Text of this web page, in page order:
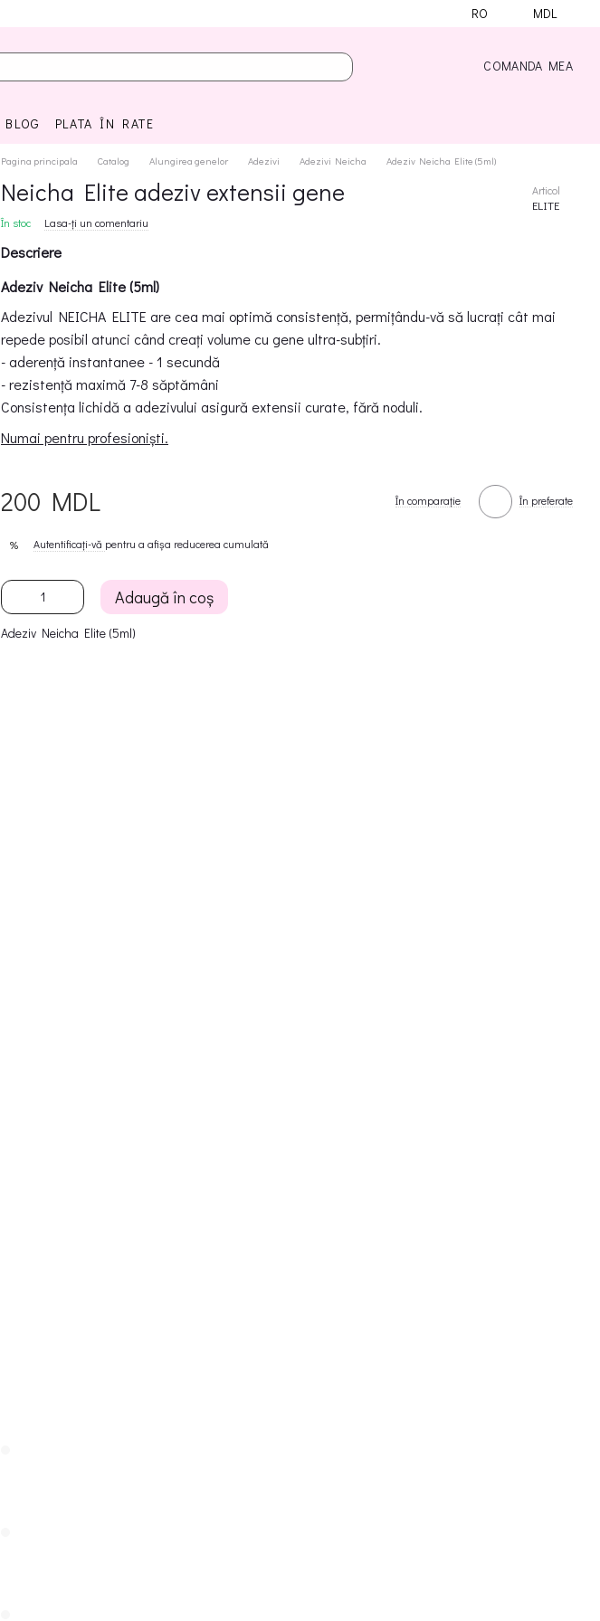
RO MDL
COMANDA MEA
BLOG PLATA ÎN RATE
Pagina principala Catalog Alungirea genelor Adezivi Adezivi Neicha Adeziv Neicha Elite (5ml)
Neicha Elite adeziv extensii gene Articol
ELITE
În stoc Lasa-ți un comentariu
Descriere
Adeziv Neicha Elite (5ml)
Adezivul NEICHA ELITE are cea mai optimă consistență, permițându-vă să lucrați cât mai
repede posibil atunci când creați volume cu gene ultra-subțiri.
- aderență instantanee - 1 secundă
- rezistență maximă 7-8 săptămâni
Consistența lichidă a adezivului asigură extensii curate, fără noduli.
Numai pentru profesioniști.
200 MDL În comparație În preferate
% Autentificați-vă pentru a afișa reducerea cumulată
Adaugă în coș
Adeziv Neicha Elite (5ml)